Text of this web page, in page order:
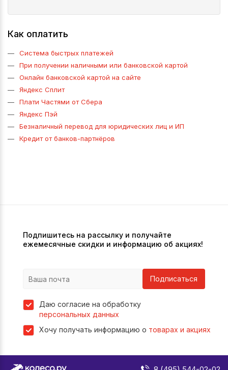
Как оплатить
Система быстрых платежей
При получении наличными или банковской картой
Онлайн банковской картой на сайте
Яндекс Сплит
Плати Частями от Сбера
Яндекс Пэй
Безналичный перевод для юридических лиц и ИП
Кредит от банков-партнёров
Подпишитесь на рассылку и получайте
ежемесячные скидки и информацию об акциях!
Подписаться
Даю согласие на обработку
персональных данных
Хочу получать информацию о товарах и акциях